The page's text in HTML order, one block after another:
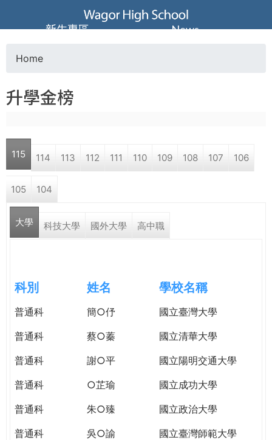
Jump to navigation
葳
格
高
中
學
格。
o
u
a
r
e
e
r
e
Home
升學金榜
115 114 113 112 111 110 109 108 107 106
105 104
大學 科技大學 國外大學 高中職
科別 姓名 學校名稱
普通科 簡○伃
國立臺灣大學
普通科
蔡○蓁
國立清華大學
普通科
謝○平
國立陽明交通大學
普通科
○芷瑜
國立成功大學
普通科
朱○臻
國立政治大學
普通科
吳○諭
國立臺灣師範大學
新生專區 News